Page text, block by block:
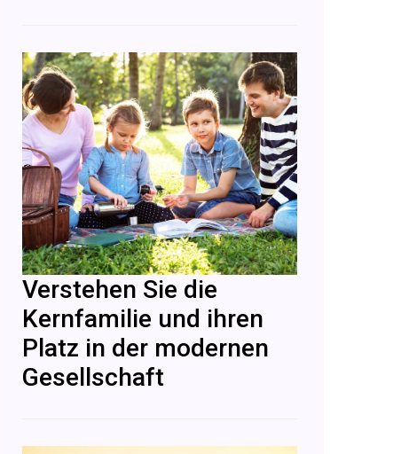
Verstehen Sie die
Kernfamilie und ihren
Platz in der modernen
Gesellschaft